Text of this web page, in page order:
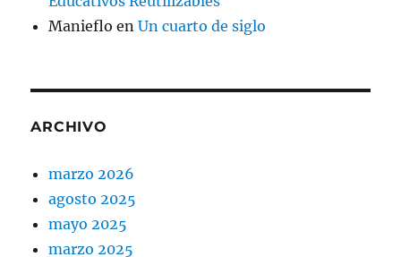
Manieflo enUn cuarto de siglo
ARCHIVO
marzo 2026
agosto 2025
mayo 2025
marzo 2025